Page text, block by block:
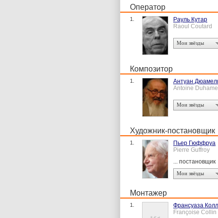
Оператор
1.
Рауль Кутар
Raoul Coutard
Мои звёзды
Композитор
1.
Антуан
Antoine Duhamel
Мои звёзды
Художник-постановщик
1.
Пьер Гюффруа
Pierre Guffroy
... постановщик
Мои звёзды
Монтажер
1.
Франсуаза
Françoise Collin